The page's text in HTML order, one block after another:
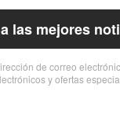
las mejores
de correo
y ofertas